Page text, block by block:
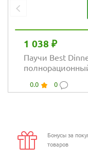
1 038 ₽
Паучи Best
0.0 0
Бонусы за
товаров